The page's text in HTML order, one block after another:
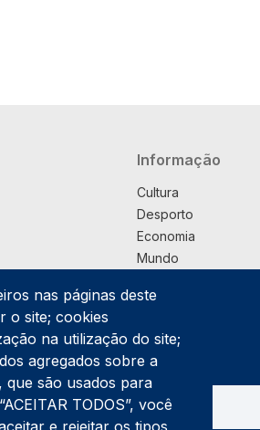
Informação
Cultura
Desporto
Economia
Mundo
País
Praça
Pub
Saúde
Sociedade
nas páginas deste
o site; cookies
na utilização do site;
agregados sobre a
que são usados para
TODOS”, você